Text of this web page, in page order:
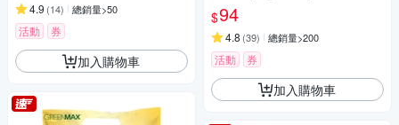
4.9 (14) 總銷量>50
活動 券
加入購物車
$94
4.8 (39) 總銷量>200
活動 券
加入購物車